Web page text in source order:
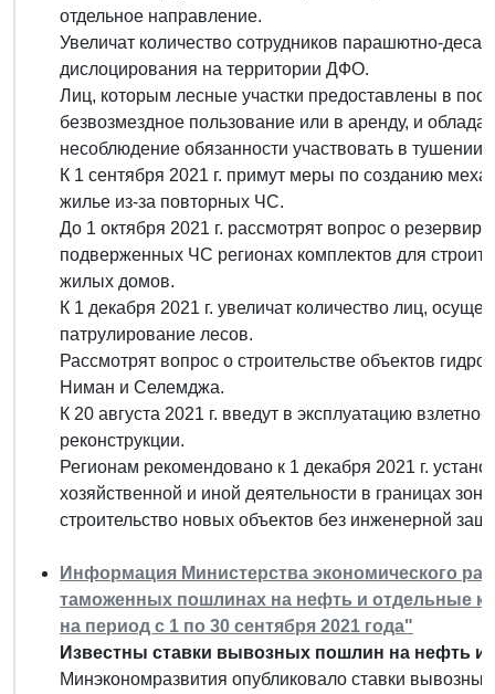
отдельное направление.
Увеличат количество сотрудников парашютно-
дислоцирования на территории ДФО.
Лиц, которым лесные участки предоставлены в
безвозмездное пользование или в аренду, и
несоблюдение обязанности участвовать в
К 1 сентября 2021 г. примут меры по созданию
жилье из-за повторных ЧС.
До 1 октября 2021 г. рассмотрят вопрос о
подверженных ЧС регионах комплектов для
жилых домов.
К 1 декабря 2021 г. увеличат количество лиц,
патрулирование лесов.
Рассмотрят вопрос о строительстве объектов
Ниман и Селемджа.
К 20 августа 2021 г. введут в эксплуатацию
реконструкции.
Регионам рекомендовано к 1 декабря 2021 г.
хозяйственной и иной деятельности в границах
строительство новых объектов без инженерной
Информация Министерства экономического
таможенных пошлинах на нефть и отдельные
на период с 1 по 30 сентября 2021 года"
Известны ставки вывозных пошлин на нефть и
Минэкономразвития опубликовало ставки